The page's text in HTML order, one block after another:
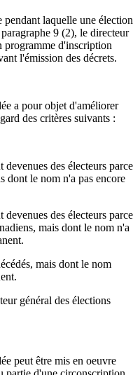
laquelle une élection
9 (2), le directeur
programme d'inscription
l'émission des décrets.
a pour objet d'améliorer
des critères suivants :
des électeurs parce
dont le nom n'a pas encore
des électeurs parce
mais dont le nom n'a
mais dont le nom
général des élections
peut être mis en oeuvre